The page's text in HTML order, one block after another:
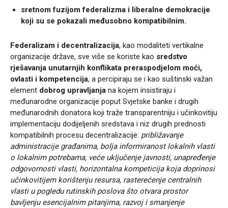
sretnom fuzijom federalizma i liberalne demokracije
koji su se pokazali međusobno kompatibilnim.
Federalizam i decentralizacija, kao modaliteti vertikalne
organizacije države, sve više se koriste kao sredstvo
rješavanja unutarnjih konflikata preraspodjelom moći,
ovlasti i kompetencija, a percipiraju se i kao suštinski važan
element dobrog upravljanja na kojem insistiraju i
međunarodne organizacije poput Svjetske banke i drugih
međunarodnih donatora koji traže transparentniju i učinkovitiju
implementaciju dodijeljenih sredstava i niz drugih prednosti
kompatibilnih procesu decentralizacije: približavanje
administracije građanima, bolja informiranost lokalnih vlasti
o lokalnim potrebama, veće uključenje javnosti, unapređenje
odgovornosti vlasti, horizontalna kompeticija koja doprinosi
učinkovitijem korištenju resursa, rasterećenje centralnih
vlasti u pogledu rutinskih poslova što otvara prostor
bavljenju esencijalnim pitanjima, razvoj i smanjenje